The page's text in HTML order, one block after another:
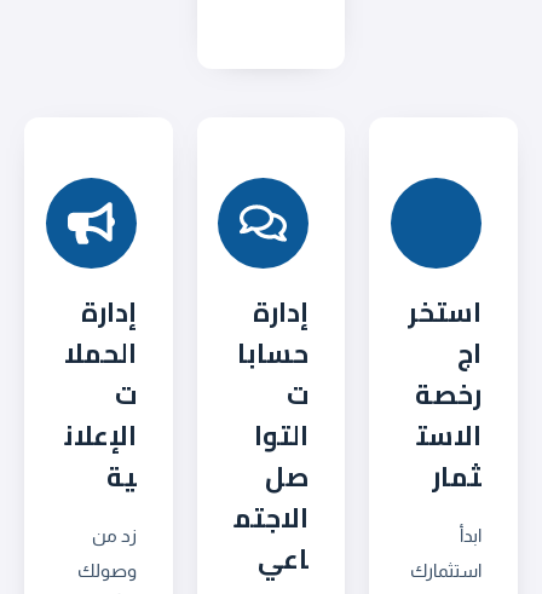
استخر
اج
رخصة
الاست
ثمار
ابدأ
استثمارك
إدارة
حسابا
ت
التوا
صل
الاجتم
اعي
إدارة
الحملا
ت
الإعلان
ية
زد من
وصولك